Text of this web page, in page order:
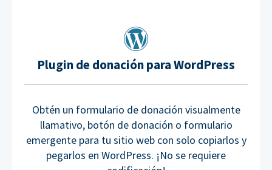
Plugin de donación para WordPress
Obtén un formulario de donación visualmente
llamativo, botón de donación o formulario
emergente para tu sitio web con solo copiarlos y
pegarlos en WordPress. ¡No se requiere